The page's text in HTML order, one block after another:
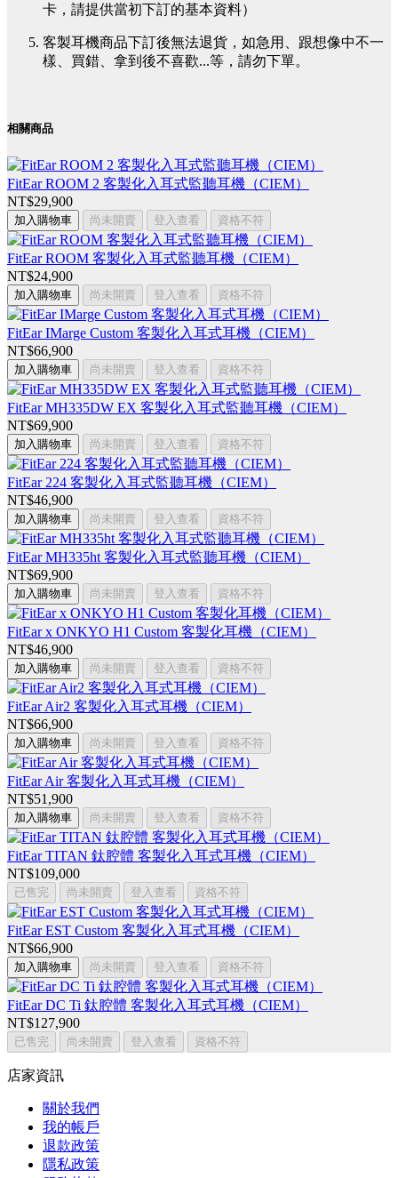
卡，請提供當初下訂的基本資料）
客製耳機商品下訂後無法退貨，如急用、跟想像中不一
樣、買錯、拿到後不喜歡...等，請勿下單。
相關商品
FitEar ROOM 2 客製化入耳式監聽耳機（CIEM）
NT$29,900
加入購物車 尚未開賣 登入查看 資格不符
FitEar ROOM 客製化入耳式監聽耳機（CIEM）
NT$24,900
加入購物車 尚未開賣 登入查看 資格不符
FitEar IMarge Custom 客製化入耳式耳機（CIEM）
NT$66,900
加入購物車 尚未開賣 登入查看 資格不符
FitEar MH335DW EX 客製化入耳式監聽耳機（CIEM）
NT$69,900
加入購物車 尚未開賣 登入查看 資格不符
FitEar 224 客製化入耳式監聽耳機（CIEM）
NT$46,900
加入購物車 尚未開賣 登入查看 資格不符
FitEar MH335ht 客製化入耳式監聽耳機（CIEM）
NT$69,900
加入購物車 尚未開賣 登入查看 資格不符
FitEar x ONKYO H1 Custom 客製化耳機（CIEM）
NT$46,900
加入購物車 尚未開賣 登入查看 資格不符
FitEar Air2 客製化入耳式耳機（CIEM）
NT$66,900
加入購物車 尚未開賣 登入查看 資格不符
FitEar Air 客製化入耳式耳機（CIEM）
NT$51,900
加入購物車 尚未開賣 登入查看 資格不符
FitEar TITAN 鈦腔體 客製化入耳式耳機（CIEM）
NT$109,000
已售完 尚未開賣 登入查看 資格不符
FitEar EST Custom 客製化入耳式耳機（CIEM）
NT$66,900
加入購物車 尚未開賣 登入查看 資格不符
FitEar DC Ti 鈦腔體 客製化入耳式耳機（CIEM）
NT$127,900
已售完 尚未開賣 登入查看 資格不符
店家資訊
關於我們
我的帳戶
退款政策
隱私政策